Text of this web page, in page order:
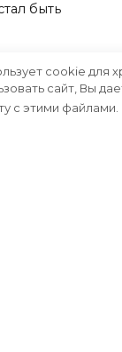
быть
cookie для
сайт, Вы
с этими файлами.